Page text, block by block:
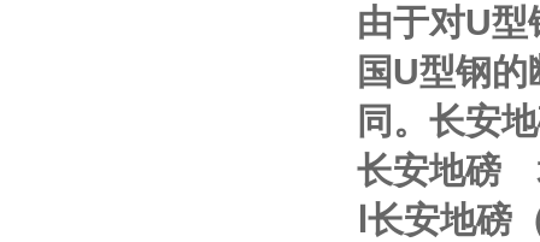
由于对U型
国U型钢的
同。 长安
长安地磅
长安地磅